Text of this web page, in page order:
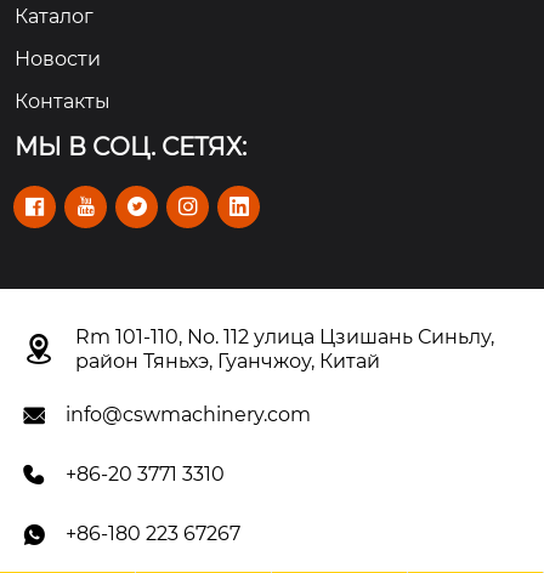
Каталог
Новости
Контакты
МЫ В СОЦ. СЕТЯХ:
    

Rm 101-110, No. 112 улица Цзишань Синьлу,
район Тяньхэ, Гуанчжоу, Китай
 info@cswmachinery.com
 +86-20 3771 3310
 +86-180 223 67267